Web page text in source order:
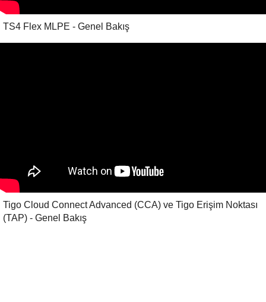
TS4 Flex MLPE - Genel Bakış
Tigo Cloud Connect Advanced (CCA) ve Tigo Erişim Noktası
(TAP) - Genel Bakış